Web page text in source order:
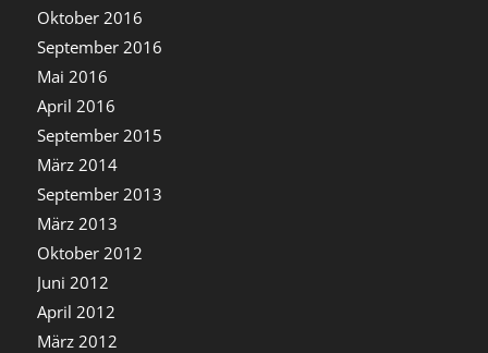
Oktober 2016
September 2016
Mai 2016
April 2016
September 2015
März 2014
September 2013
März 2013
Oktober 2012
Juni 2012
April 2012
März 2012